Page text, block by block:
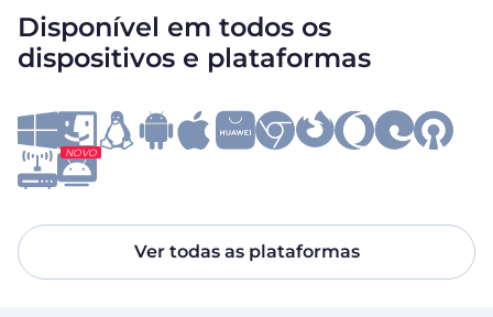
Disponível em todos os
dispositivos e plataformas
NOVO
Ver todas as plataformas